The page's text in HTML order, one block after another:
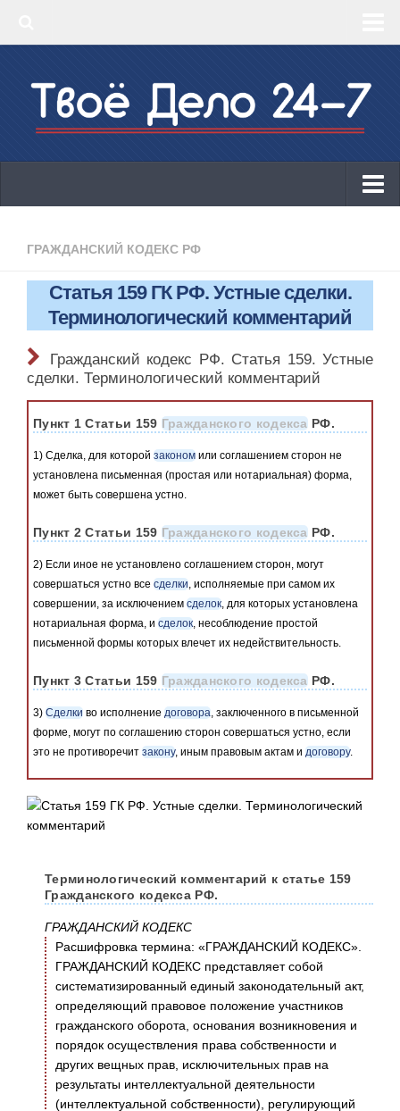
‣ КБК 2019
КБК 2019
ОКВЭД 2019
Онлайн-кассы 2019: 54-ФЗ!
Законодательство
ГРАЖДАНСКИЙ КОДЕКС РФ
Статья 159 ГК РФ. Устные сделки.
Терминологический комментарий
Гражданский кодекс РФ. Статья 159. Устные
сделки. Терминологический комментарий
Пункт 1 Статьи 159 Гражданского кодекса РФ.
1) Сделка, для которой законом или соглашением сторон не
установлена письменная (простая или нотариальная) форма,
может быть совершена устно.
Пункт 2 Статьи 159 Гражданского кодекса РФ.
2) Если иное не установлено соглашением сторон, могут
совершаться устно все сделки, исполняемые при самом их
совершении, за исключением сделок, для которых установлена
нотариальная форма, и сделок, несоблюдение простой
письменной формы которых влечет их недействительность.
Пункт 3 Статьи 159 Гражданского кодекса РФ.
3) Сделки во исполнение договора, заключенного в письменной
форме, могут по соглашению сторон совершаться устно, если
это не противоречит закону, иным правовым актам и договору.
Терминологический комментарий к статье 159
Гражданского кодекса РФ.
ГРАЖДАНСКИЙ КОДЕКС
Расшифровка термина: «ГРАЖДАНСКИЙ КОДЕКС».
ГРАЖДАНСКИЙ КОДЕКС представляет собой
систематизированный единый законодательный акт,
определяющий правовое положение участников
гражданского оборота, основания возникновения и
порядок осуществления права собственности и
других вещных прав, исключительных прав на
результаты интеллектуальной деятельности
(интеллектуальной собственности), регулирующий